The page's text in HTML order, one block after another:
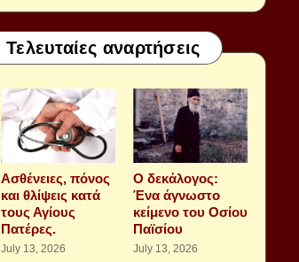
Τελευταίες αναρτήσεις
Aσθένειες, πόνος
και θλίψεις κατά
τους Αγίους
Πατέρες.
July 13, 2026
Ο δεκάλογος:
Ένα άγνωστο
κείμενο του Οσίου
Παϊσίου
July 13, 2026